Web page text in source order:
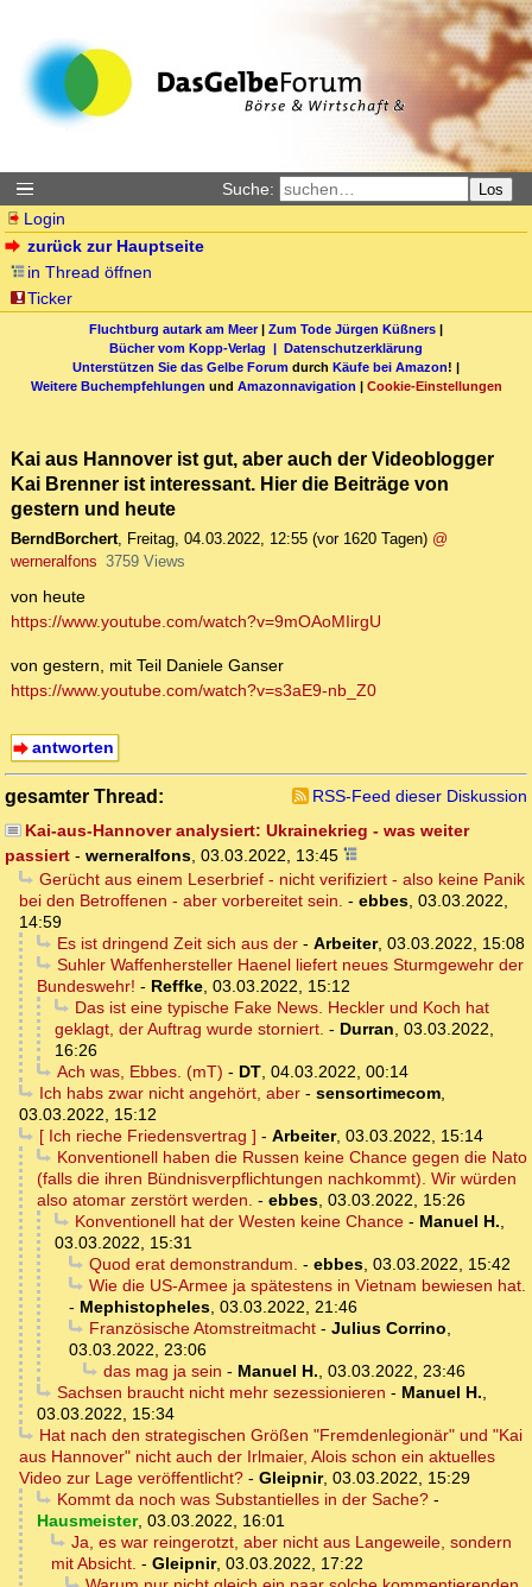
Suche: Los
Login
zurück zur Hauptseite
in Thread öffnen
Ticker
Fluchtburg autark am Meer| Zum Tode Jürgen Küßners |
Bücher vom Kopp-Verlag | Datenschutzerklärung
Unterstützen Sie das Gelbe Forum durch Käufe bei Amazon! |
Weitere Buchempfehlungen und Amazonnavigation | Cookie-Einstellungen
Kai aus Hannover ist gut, aber auch der Videoblogger
Kai Brenner ist interessant. Hier die Beiträge von
gestern und heute
BerndBorchert, Freitag, 04.03.2022, 12:55 (vor 1620 Tagen) @
werneralfons 3759 Views
von heute
https://www.youtube.com/watch?v=9mOAoMIirgU
von gestern, mit Teil Daniele Ganser
https://www.youtube.com/watch?v=s3aE9-nb_Z0
antworten
gesamter Thread:
RSS-Feed dieser Diskussion
Kai-aus-Hannover analysiert: Ukrainekrieg - was weiter
passiert - werneralfons, 03.03.2022, 13:45
Gerücht aus einem Leserbrief - nicht verifiziert - also keine Panik
bei den Betroffenen - aber vorbereitet sein. - ebbes, 03.03.2022,
14:59
Es ist dringend Zeit sich aus der- Arbeiter, 03.03.2022, 15:08
Suhler Waffenhersteller Haenel liefert neues Sturmgewehr der
Bundeswehr! - Reffke, 03.03.2022, 15:12
Das ist eine typische Fake News. Heckler und Koch hat
geklagt, der Auftrag wurde storniert. - Durran, 03.03.2022,
16:26
Ach was, Ebbes. (mT) - DT, 04.03.2022, 00:14
Ich habs zwar nicht angehört, aber- sensortimecom,
03.03.2022, 15:12
[ Ich rieche Friedensvertrag ] - Arbeiter, 03.03.2022, 15:14
Konventionell haben die Russen keine Chance gegen die Nato
(falls die ihren Bündnisverpflichtungen nachkommt). Wir würden
also atomar zerstört werden. - ebbes, 03.03.2022, 15:26
Konventionell hat der Westen keine Chance- Manuel H.,
03.03.2022, 15:31
Quod erat demonstrandum. - ebbes, 03.03.2022, 15:42
Wie die US-Armee ja spätestens in Vietnam bewiesen hat.
- Mephistopheles, 03.03.2022, 21:46
Französische Atomstreitmacht- Julius Corrino,
03.03.2022, 23:06
das mag ja sein - Manuel H., 03.03.2022, 23:46
Sachsen braucht nicht mehr sezessionieren - Manuel H.,
03.03.2022, 15:34
Hat nach den strategischen Größen "Fremdenlegionär" und "Kai
aus Hannover" nicht auch der Irlmaier, Alois schon ein aktuelles
Video zur Lage veröffentlicht? - Gleipnir, 03.03.2022, 15:29
Kommt da noch was Substantielles in der Sache?-
Hausmeister, 03.03.2022, 16:01
Ja, es war reingerotzt, aber nicht aus Langeweile, sondern
mit Absicht. - Gleipnir, 03.03.2022, 17:22